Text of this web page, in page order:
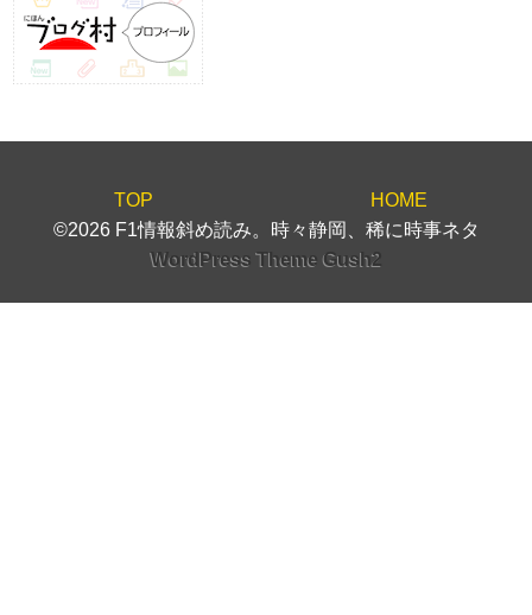
TOP
HOME
©2026 F1情報斜め読み。時々静岡、稀に時事ネタ
WordPress Theme Gush2